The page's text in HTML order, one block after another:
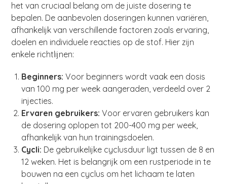
het van cruciaal belang om de juiste dosering te
bepalen. De aanbevolen doseringen kunnen variëren,
afhankelijk van verschillende factoren zoals ervaring,
doelen en individuele reacties op de stof. Hier zijn
enkele richtlijnen:
Beginners: Voor beginners wordt vaak een dosis
van 100 mg per week aangeraden, verdeeld over 2
injecties.
Ervaren gebruikers: Voor ervaren gebruikers kan
de dosering oplopen tot 200-400 mg per week,
afhankelijk van hun trainingsdoelen.
Cycli: De gebruikelijke cyclusduur ligt tussen de 8 en
12 weken. Het is belangrijk om een rustperiode in te
bouwen na een cyclus om het lichaam te laten